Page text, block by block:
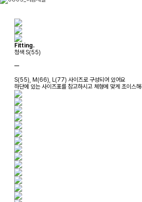
Fitting.
청색 S(55)
ㅡ
S(55), M(66), L(77) 사이즈로 구성되어 있어요
하단에 있는 사이즈표를 참고하시고 체형에 맞게 초이스